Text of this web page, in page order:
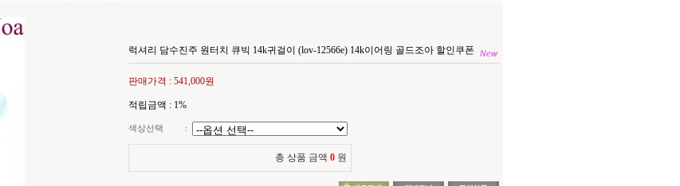
럭셔리 담수진주 원터치 큐빅 14k귀걸이 (lov-12566e) 14k이어링 골드조아 할인쿠폰
판매가격 : 541,000원
적립금액 : 1%
색상선택 :
총 상품 금액 0 원